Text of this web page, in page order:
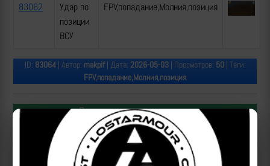
83062
Удар по
позиции
ВСУ
FPV,попадание,Молния,позиция
ID: 83064| Автор: makpif| Дата: 2026-05-03| Просмотров: 50| Теги:
FPV,попадание,Молния,позиция
Популярные за сегодня видео